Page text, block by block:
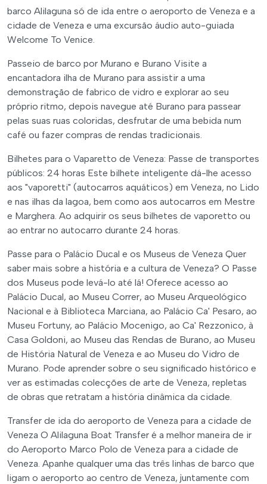
barco Alilaguna só de ida entre o aeroporto de Veneza e a
cidade de Veneza e uma excursão áudio auto-guiada
Welcome To Venice.
Passeio de barco por Murano e Burano Visite a
encantadora ilha de Murano para assistir a uma
demonstração de fabrico de vidro e explorar ao seu
próprio ritmo, depois navegue até Burano para passear
pelas suas ruas coloridas, desfrutar de uma bebida num
café ou fazer compras de rendas tradicionais.
Bilhetes para o Vaparetto de Veneza: Passe de transportes
públicos: 24 horas Este bilhete inteligente dá-lhe acesso
aos "vaporetti" (autocarros aquáticos) em Veneza, no Lido
e nas ilhas da lagoa, bem como aos autocarros em Mestre
e Marghera. Ao adquirir os seus bilhetes de vaporetto ou
ao entrar no autocarro durante 24 horas.
Passe para o Palácio Ducal e os Museus de Veneza Quer
saber mais sobre a história e a cultura de Veneza? O Passe
dos Museus pode levá-lo até lá! Oferece acesso ao
Palácio Ducal, ao Museu Correr, ao Museu Arqueológico
Nacional e à Biblioteca Marciana, ao Palácio Ca' Pesaro, ao
Museu Fortuny, ao Palácio Mocenigo, ao Ca' Rezzonico, à
Casa Goldoni, ao Museu das Rendas de Burano, ao Museu
de História Natural de Veneza e ao Museu do Vidro de
Murano. Pode aprender sobre o seu significado histórico e
ver as estimadas colecções de arte de Veneza, repletas
de obras que retratam a história dinâmica da cidade.
Transfer de ida do aeroporto de Veneza para a cidade de
Veneza O Alilaguna Boat Transfer é a melhor maneira de ir
do Aeroporto Marco Polo de Veneza para a cidade de
Veneza. Apanhe qualquer uma das três linhas de barco que
ligam o aeroporto ao centro de Veneza, juntamente com